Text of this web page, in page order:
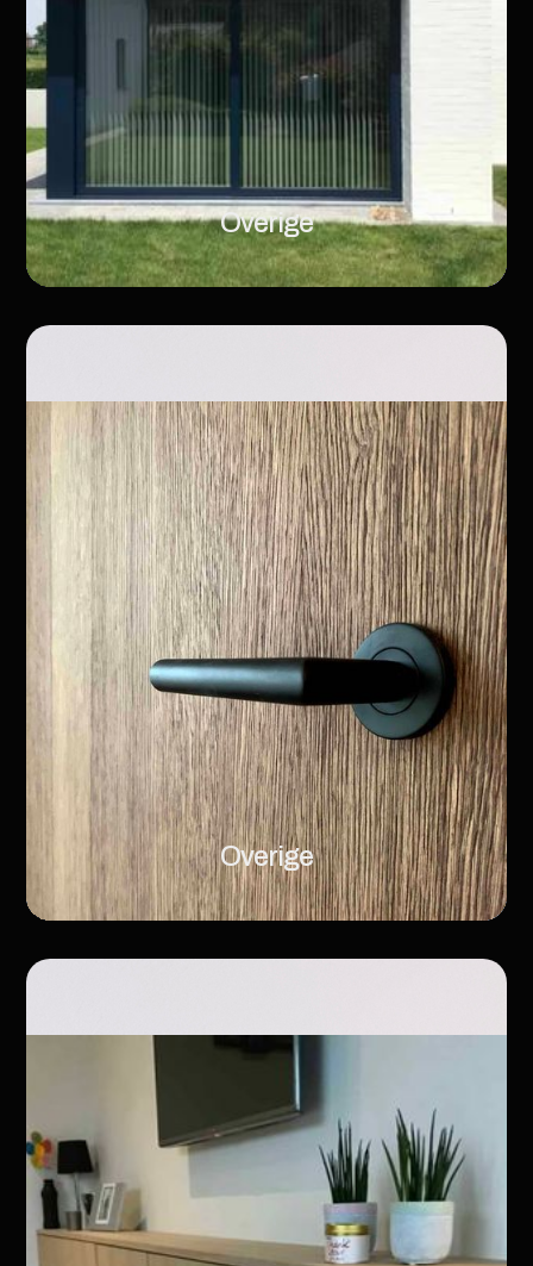
Overige
Overige